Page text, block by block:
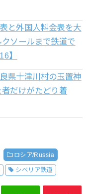
と外国人料金表を大
ソールまで鉄道で
】
県十津川村の玉置神
だけがたどり着
ロシア/Russia
シベリア鉄道